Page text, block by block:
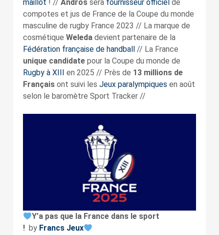
maillot ! // Androssera fournisseur officiel de
compotes et jus de France de la Coupe du monde
masculine de rugby France 2023 // La marque de
cosmétique Weledadevient partenaire de la
Fédération française de handball// La France
unique candidatepour la Coupe du monde de
Rugby à XIII en 2025 // Près de 13 millions de
Françaisont suivi les Jeux paralympiques en août
selon le baromètre Sport Tracker //
Y’a pas que la France dans le sport
! by Francs Jeux